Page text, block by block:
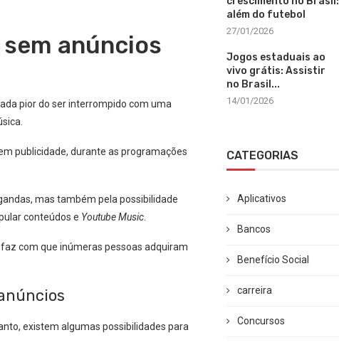
anúncios
pior do ser interrompido com uma
publicidade, durante as programações
mas também pela possibilidade
conteúdos e Youtube Music
com que inúmeras pessoas adquiram
existem algumas possibilidades para
além do futebol
27/01/2026
Jogos estaduais ao
vivo grátis: Assistir
no Brasil...
14/01/2026
CATEGORIAS
Aplicativos
Bancos
Benefício Social
carreira
Concursos